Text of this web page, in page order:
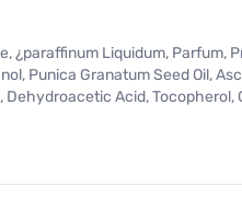
¿paraffinum Liquidum,
Punica Granatum Seed Oil,
Acid, Tocopherol,